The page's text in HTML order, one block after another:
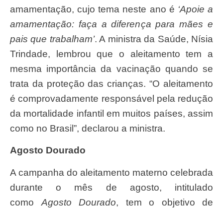
amamentação, cujo tema neste ano é ‘Apoie a
amamentação: faça a diferença para mães e
pais que trabalham’. A ministra da Saúde, Nísia
Trindade, lembrou que o aleitamento tem a
mesma importância da vacinação quando se
trata da proteção das crianças. “O aleitamento
é comprovadamente responsável pela redução
da mortalidade infantil em muitos países, assim
como no Brasil”, declarou a ministra.
Agosto Dourado
A campanha do aleitamento materno celebrada
durante o mês de agosto, intitulado
como Agosto Dourado, tem o objetivo de